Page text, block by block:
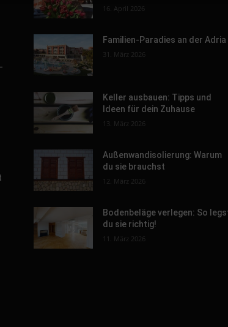
16. April 2026
Familien-Paradies an der Adria
31. März 2026
Keller ausbauen: Tipps und
Ideen für dein Zuhause
13. März 2026
Außenwandisolierung: Warum
du sie brauchst
12. März 2026
Bodenbeläge verlegen: So
du sie richtig!
11. März 2026